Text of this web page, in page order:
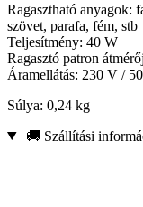
Ragasztható anyagok:
szövet, parafa, fém, stb
Teljesítmény: 40 W
Ragasztó patron
Áramellátás: 230 V /
Súlya: 0,24 kg
🚚 Szállítási